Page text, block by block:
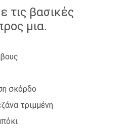
τις βασικές
μια.
σκόρδο
τριμμένη